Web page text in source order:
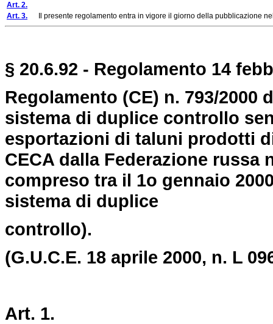
Art. 2.
Art. 3. Il presente regolamento entra in vigore il giorno della pubblicazione
§ 20.6.92 - Regolamento 14
Regolamento (CE) n. 793/
sistema di duplice controllo
esportazioni di taluni prodotti
CECA dalla Federazione
compreso tra il 1o gennaio
sistema di duplice
controllo).
(G.U.C.E. 18 aprile 2000, n. L
Art. 1.